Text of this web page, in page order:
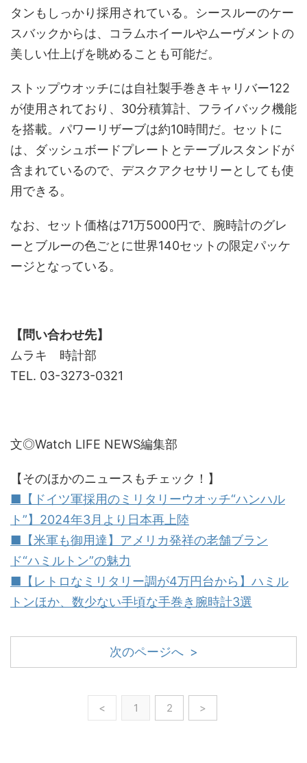
タンもしっかり採用されている。シースルーのケー
スバックからは、コラムホイールやムーヴメントの
美しい仕上げを眺めることも可能だ。
ストップウオッチには自社製手巻きキャリバー122
が使用されており、30分積算計、フライバック機能
を搭載。パワーリザーブは約10時間だ。セットに
は、ダッシュボードプレートとテーブルスタンドが
含まれているので、デスクアクセサリーとしても使
用できる。
なお、セット価格は71万5000円で、腕時計のグレ
ーとブルーの色ごとに世界140セットの限定パッケ
ージとなっている。
【問い合わせ先】
ムラキ 時計部
TEL. 03-3273-0321
文◎Watch LIFE NEWS編集部
【そのほかのニュースもチェック！】
■【ドイツ軍採用のミリタリーウオッチ“ハンハル
ト”】2024年3月より日本再上陸
■【米軍も御用達】アメリカ発祥の老舗ブラン
ド“ハミルトン”の魅力
■【レトロなミリタリー調が4万円台から】ハミル
トンほか、数少ない手頃な手巻き腕時計3選
次のページへ >
< 1 2 >